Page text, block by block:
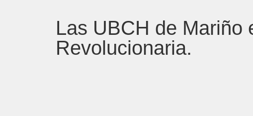
Las UBCH de Mariño
Revolucionaria.